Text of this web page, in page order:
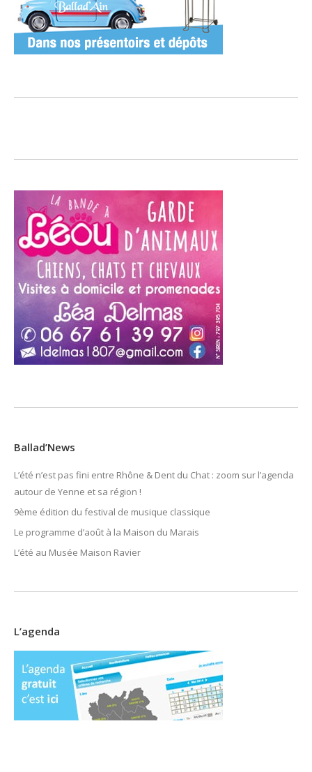
Ballad’News
L’été n’est pas fini entre Rhône & Dent du Chat : zoom sur l’agenda
autour de Yenne et sa région !
9ème édition du festival de musique classique
Le programme d’août à la Maison du Marais
L’été au Musée Maison Ravier
L’agenda